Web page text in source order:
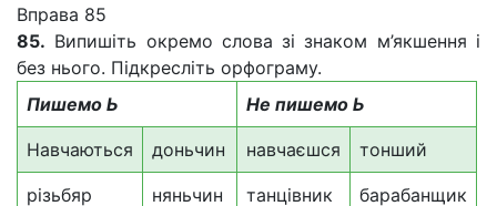
Вправа 85
85. Випишіть окремо слова зі знаком м’якшення і
без нього. Підкресліть орфограму.
Пишемо Ь
Не пишемо Ь
Навчаються доньчин навчаєшся тонший
різьбяр няньчин танцівник барабанщик